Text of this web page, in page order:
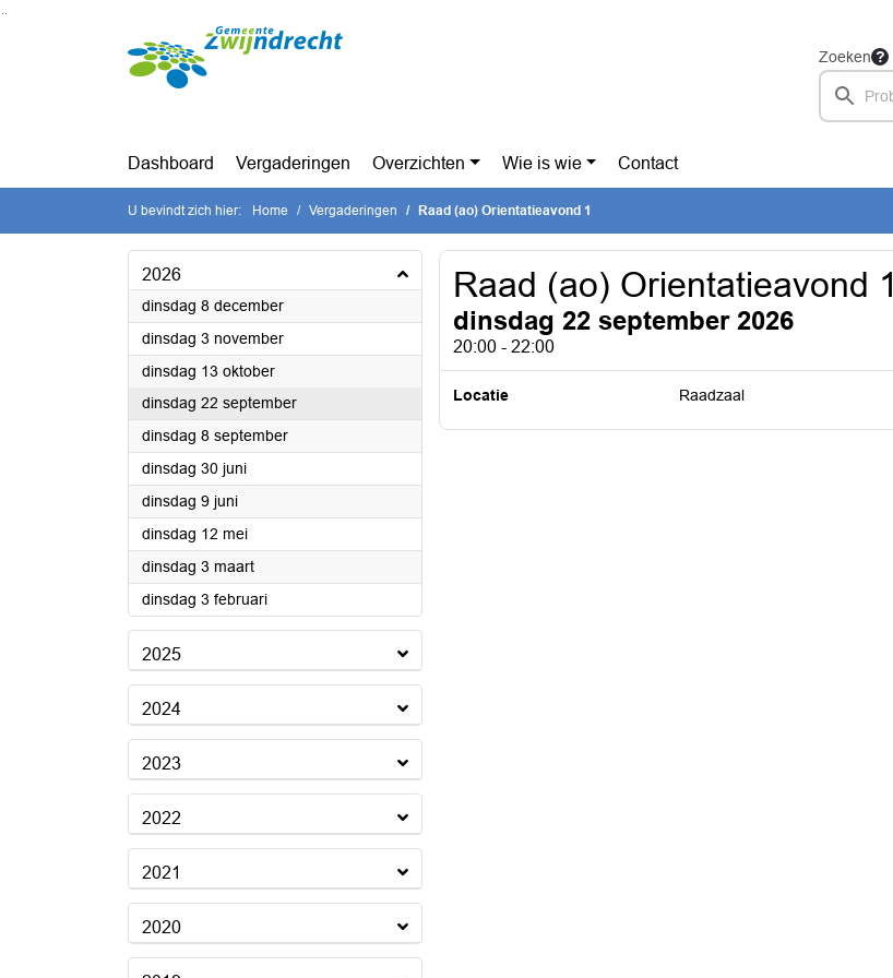
Ga naar de inhoud van deze pagina
Zoeken
Dashboard Vergaderingen Overzichten Wie is wie Contact
U bevindt zich hier: Home Vergaderingen Raad (ao) Orientatieavond 1
2026
dinsdag 8 december2026
dinsdag 3 november2026
dinsdag 13 oktober2026
dinsdag 22 september2026
dinsdag 8 september2026
dinsdag 30 juni2026
dinsdag 9 juni2026
dinsdag 12 mei2026
dinsdag 3 maart2026
dinsdag 3 februari2026
2025
2024
2023
2022
2021
2020
Raad (ao) Orientatieavond 1
dinsdag 22 september 2026
20:00 - 22:00
Locatie Raadzaal